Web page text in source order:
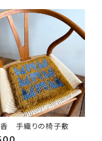
手織りの椅子敷